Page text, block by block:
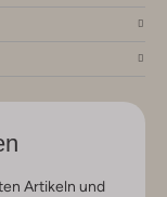
Artikeln und